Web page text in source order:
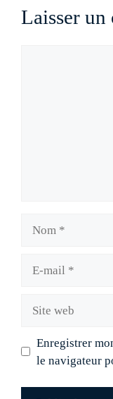
Laisser un
Enregistrer
le navigateur